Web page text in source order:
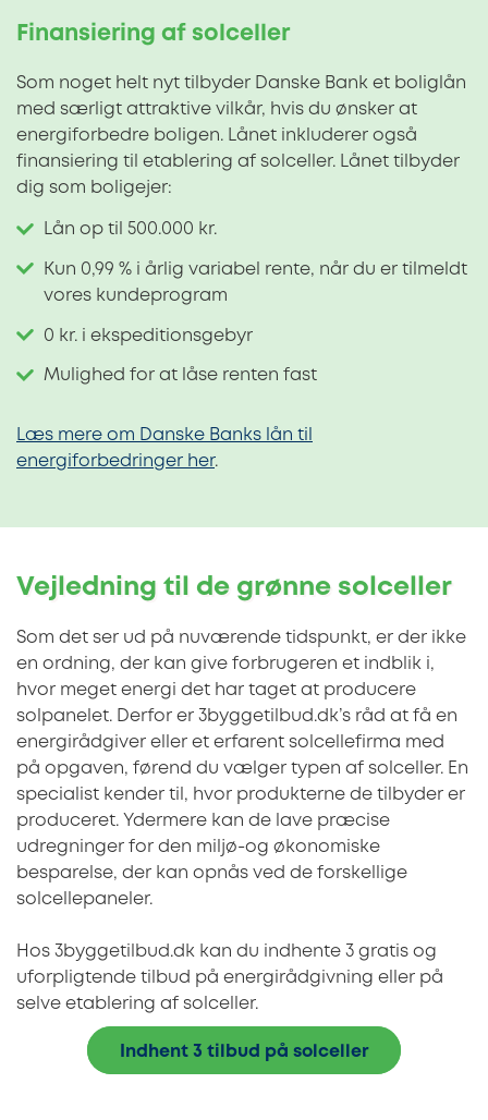
Finansiering af solceller
Som noget helt nyt tilbyder Danske Bank et boliglån
med særligt attraktive vilkår, hvis du ønsker at
energiforbedre boligen. Lånet inkluderer også
finansiering til etablering af solceller. Lånet tilbyder
dig som boligejer:
Lån op til 500.000 kr.
Kun 0,99 % i årlig variabel rente, når du er tilmeldt
vores kundeprogram
0 kr. i ekspeditionsgebyr
Mulighed for at låse renten fast
Læs mere om Danske Banks lån til
energiforbedringer her.
Vejledning til de grønne solceller
Som det ser ud på nuværende tidspunkt, er der ikke
en ordning, der kan give forbrugeren et indblik i,
hvor meget energi det har taget at producere
solpanelet. Derfor er 3byggetilbud.dk’s råd at få en
energirådgiver eller et erfarent solcellefirma med
på opgaven, førend du vælger typen af solceller. En
specialist kender til, hvor produkterne de tilbyder er
produceret. Ydermere kan de lave præcise
udregninger for den miljø-og økonomiske
besparelse, der kan opnås ved de forskellige
solcellepaneler.
Hos 3byggetilbud.dk kan du indhente 3 gratis og
uforpligtende tilbud på energirådgivning eller på
selve etablering af solceller.
Indhent 3 tilbud på solceller